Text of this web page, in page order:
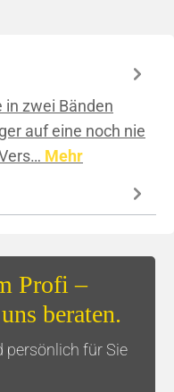
zwei Bänden
auf eine noch nie
Mehr
Profi –
beraten.
persönlich für Sie